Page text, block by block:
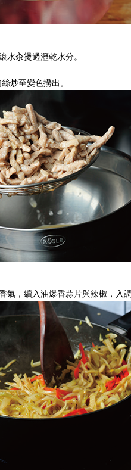
水汆燙過瀝乾水分。
炒至變色撈出。
氣，續入油爆香蒜片與辣椒，入調